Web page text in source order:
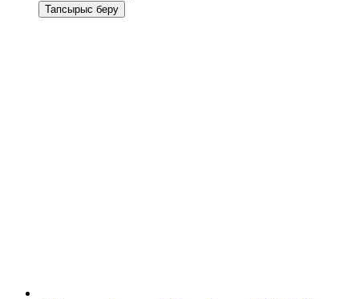
Тапсырыс беру